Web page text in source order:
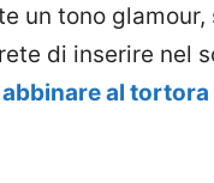
un tono
di inserire nel
al tortora